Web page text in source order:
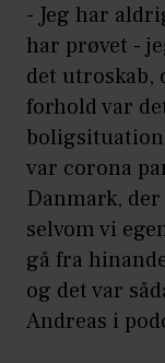
- Jeg har
har prøvet -
det utroskab,
forhold var
var corona
Danmark,
selvom vi
gå fra
og det var
Andreas i